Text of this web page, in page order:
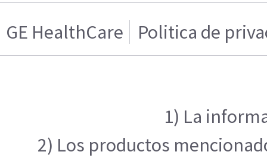
GE HealthCare Politica de
1) La
2) Los productos